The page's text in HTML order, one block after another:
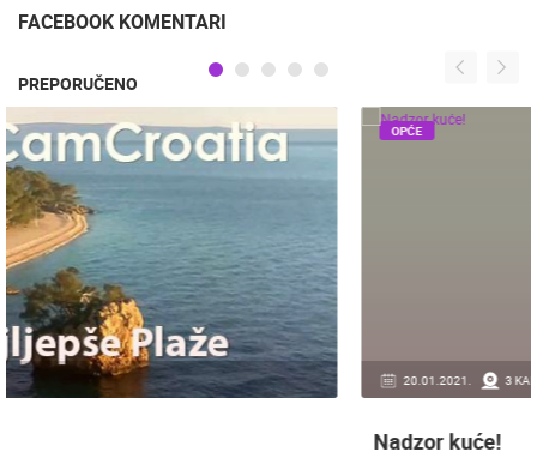
27.7.2015.
FACEBOOK KOMENTARI
PREPORUČENO
20.01.2021. 3 KAMERA(E)
OPĆE